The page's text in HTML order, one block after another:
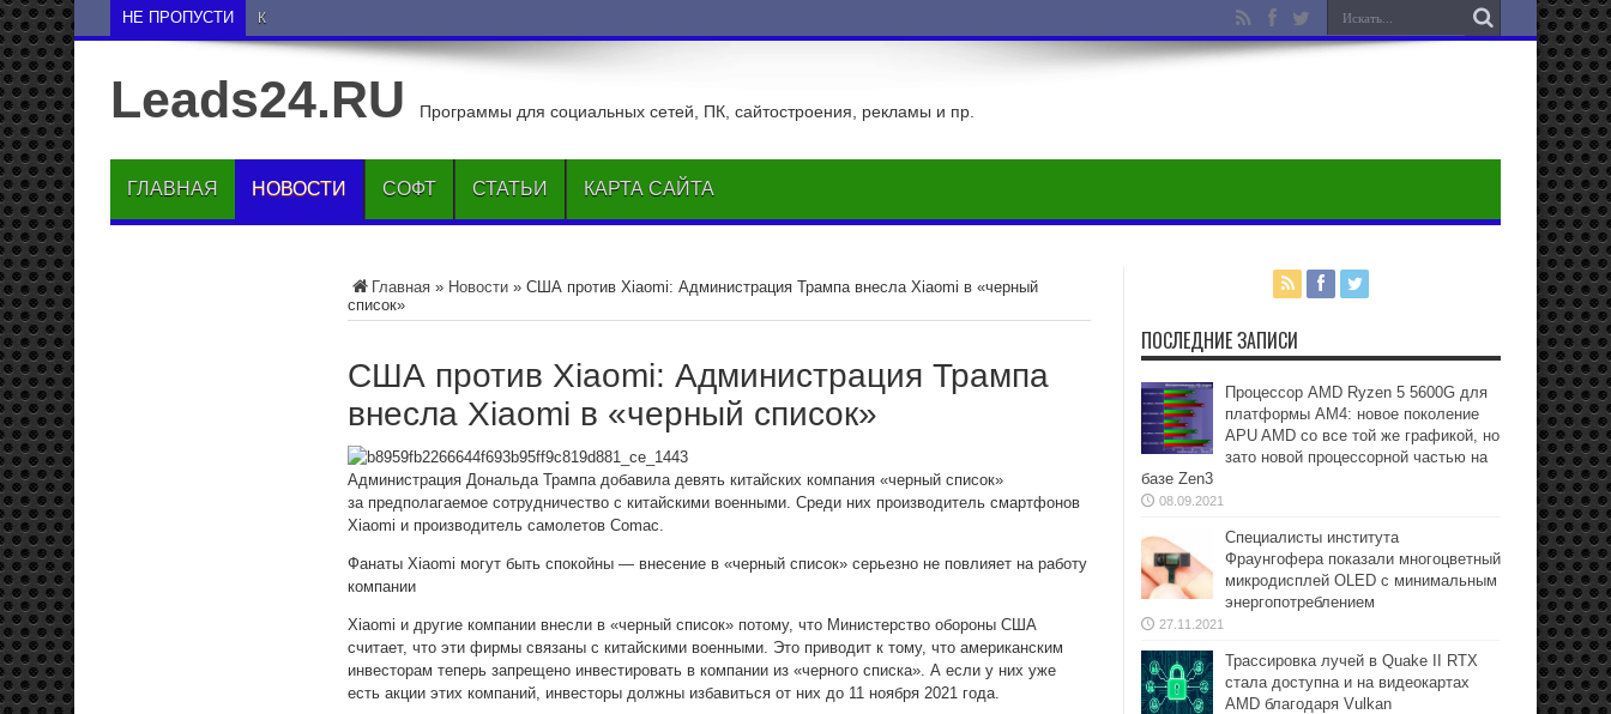
НЕ ПРОПУСТИ Как опустить друга на н
Leads24.RU Программы для социальных сетей, ПК, сайтостроения, рекламы и пр.
ГЛАВНАЯ НОВОСТИ СОФТ СТАТЬИ КАРТА САЙТА
Главная » Новости » США против Xiaomi: Администрация Трампа внесла Xiaomi в «черный
список»
США против Xiaomi: Администрация Трампа
внесла Xiaomi в «черный список»
Администрация Дональда Трампа добавила девять китайских компания «черный список»
за предполагаемое сотрудничество с китайскими военными. Среди них производитель смартфонов
Xiaomi и производитель самолетов Comac.
Фанаты Xiaomi могут быть спокойны — внесение в «черный список» серьезно не повлияет на работу
компании
Xiaomi и другие компании внесли в «черный список» потому, что Министерство обороны США
считает, что эти фирмы связаны с китайскими военными. Это приводит к тому, что американским
инвесторам теперь запрещено инвестировать в компании из «черного списка». А если у них уже
есть акции этих компаний, инвесторы должны избавиться от них до 11 ноября 2021 года.
ПОСЛЕДНИЕ ЗАПИСИ
Процессор AMD Ryzen 5 5600G для
платформы АМ4: новое поколение
APU AMD со все той же графикой, но
зато новой процессорной частью на
базе Zen3
08.09.2021
Специалисты института
Фраунгофера показали многоцветный
микродисплей OLED с минимальным
энергопотреблением
27.11.2021
Трассировка лучей в Quake II RTX
стала доступна и на видеокартах
AMD благодаря Vulkan